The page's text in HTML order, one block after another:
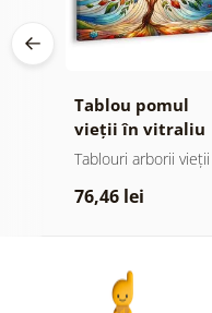
Tablou pomul
vieții în vitraliu
colorat
Tablouri arborii vieții
76,46 lei